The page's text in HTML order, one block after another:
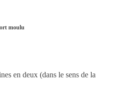
moulu
en deux (dans le sens de la